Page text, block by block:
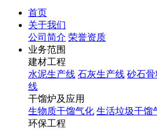
首页
关于我们
公司简介 荣誉资质
业务范围
建材工程
水泥生产线 石灰生产线 砂石
线
干馏炉及应用
生物质干馏气化 生活垃圾干馏
环保工程